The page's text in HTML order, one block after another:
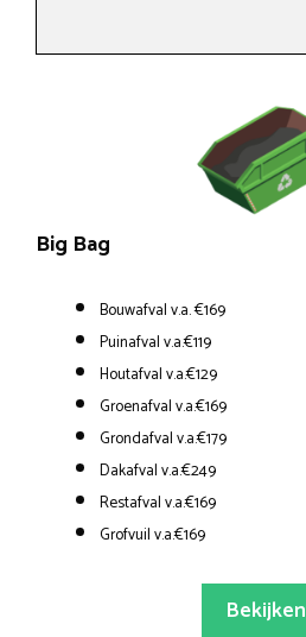
Big Bag
Bouwafval v.a. €169
Puinafval v.a.€119
Houtafval v.a.€129
Groenafval v.a.€169
Grondafval v.a.€179
Dakafval v.a.€249
Restafval v.a.€169
Grofvuil v.a.€169
Bekijken